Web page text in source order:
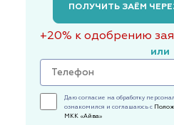
ПОЛУЧИТЬ ЗАЁМ
+20% к одобрению
или
Даю согласие на обработку
ознакомился и соглашаюсь с
МКК «Айва»